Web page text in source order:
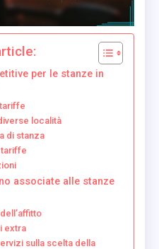
per le stanze in
località
di stanza
tariffe
associate alle stanze
extra
sulla scelta della